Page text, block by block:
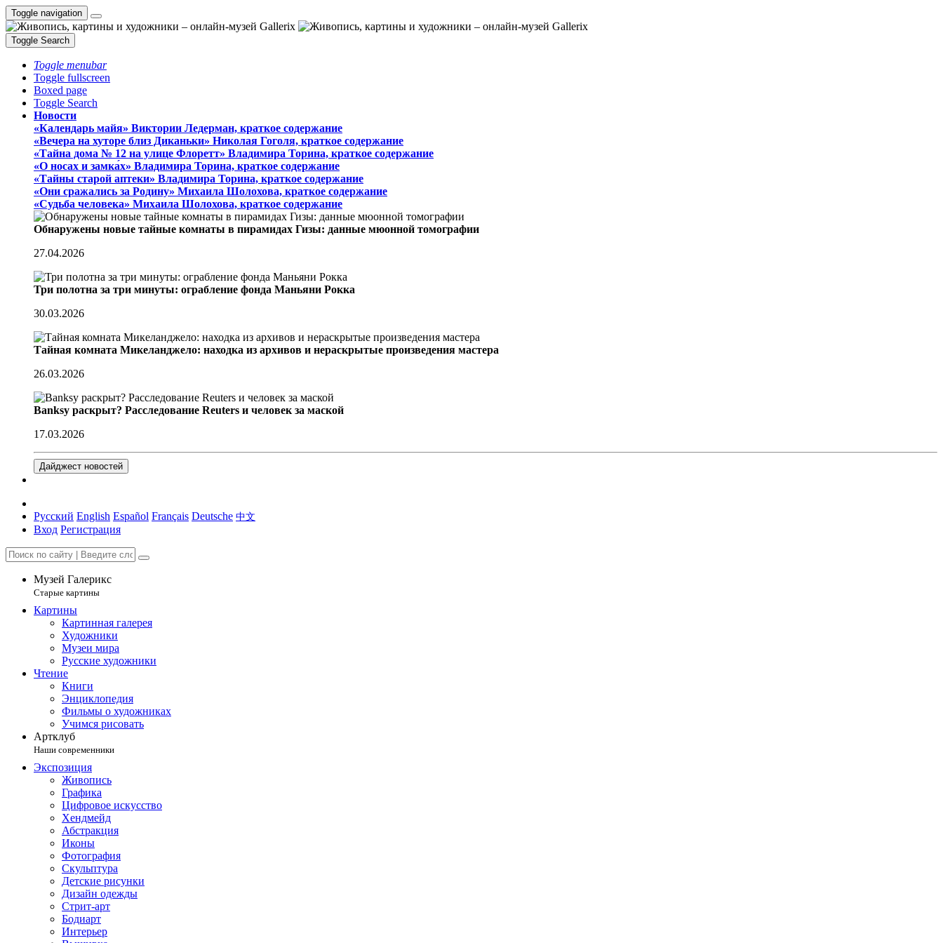
Toggle navigation
Toggle Search
Toggle menubar
Toggle fullscreen
Boxed page
Toggle Search
Новости
«Календарь майя» Виктории Ледерман, краткое содержание
«Вечера на хуторе близ Диканьки» Николая Гоголя, краткое содержание
«Тайна дома № 12 на улице Флоретт» Владимира Торина, краткое содержание
«О носах и замка́х» Владимира Торина, краткое содержание
«Тайны старой аптеки» Владимира Торина, краткое содержание
«Они сражались за Родину» Михаила Шолохова, краткое содержание
«Судьба человека» Михаила Шолохова, краткое содержание
Обнаружены новые тайные комнаты в пирамидах Гизы: данные мюонной томографии
27.04.2026
Три полотна за три минуты: ограбление фонда Маньяни Рокка
30.03.2026
Тайная комната Микеланджело: находка из архивов и нераскрытые произведения мастера
26.03.2026
Banksy раскрыт? Расследование Reuters и человек за маской
17.03.2026
Дайджест новостей
Русский English Español Français Deutsche 中文
Вход Регистрация
Музей Галерикс
Старые картины
Картины
Картинная галерея
Художники
Музеи мира
Русские художники
Чтение
Книги
Энциклопедия
Фильмы о художниках
Учимся рисовать
Артклуб
Наши современники
Экспозиция
Живопись
Графика
Цифровое искусство
Хендмейд
Абстракция
Иконы
Фотография
Скульптура
Детские рисунки
Дизайн одежды
Стрит-арт
Бодиарт
Интерьер